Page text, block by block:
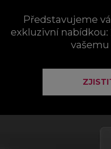
Představujeme
exkluzivní nabídkou: